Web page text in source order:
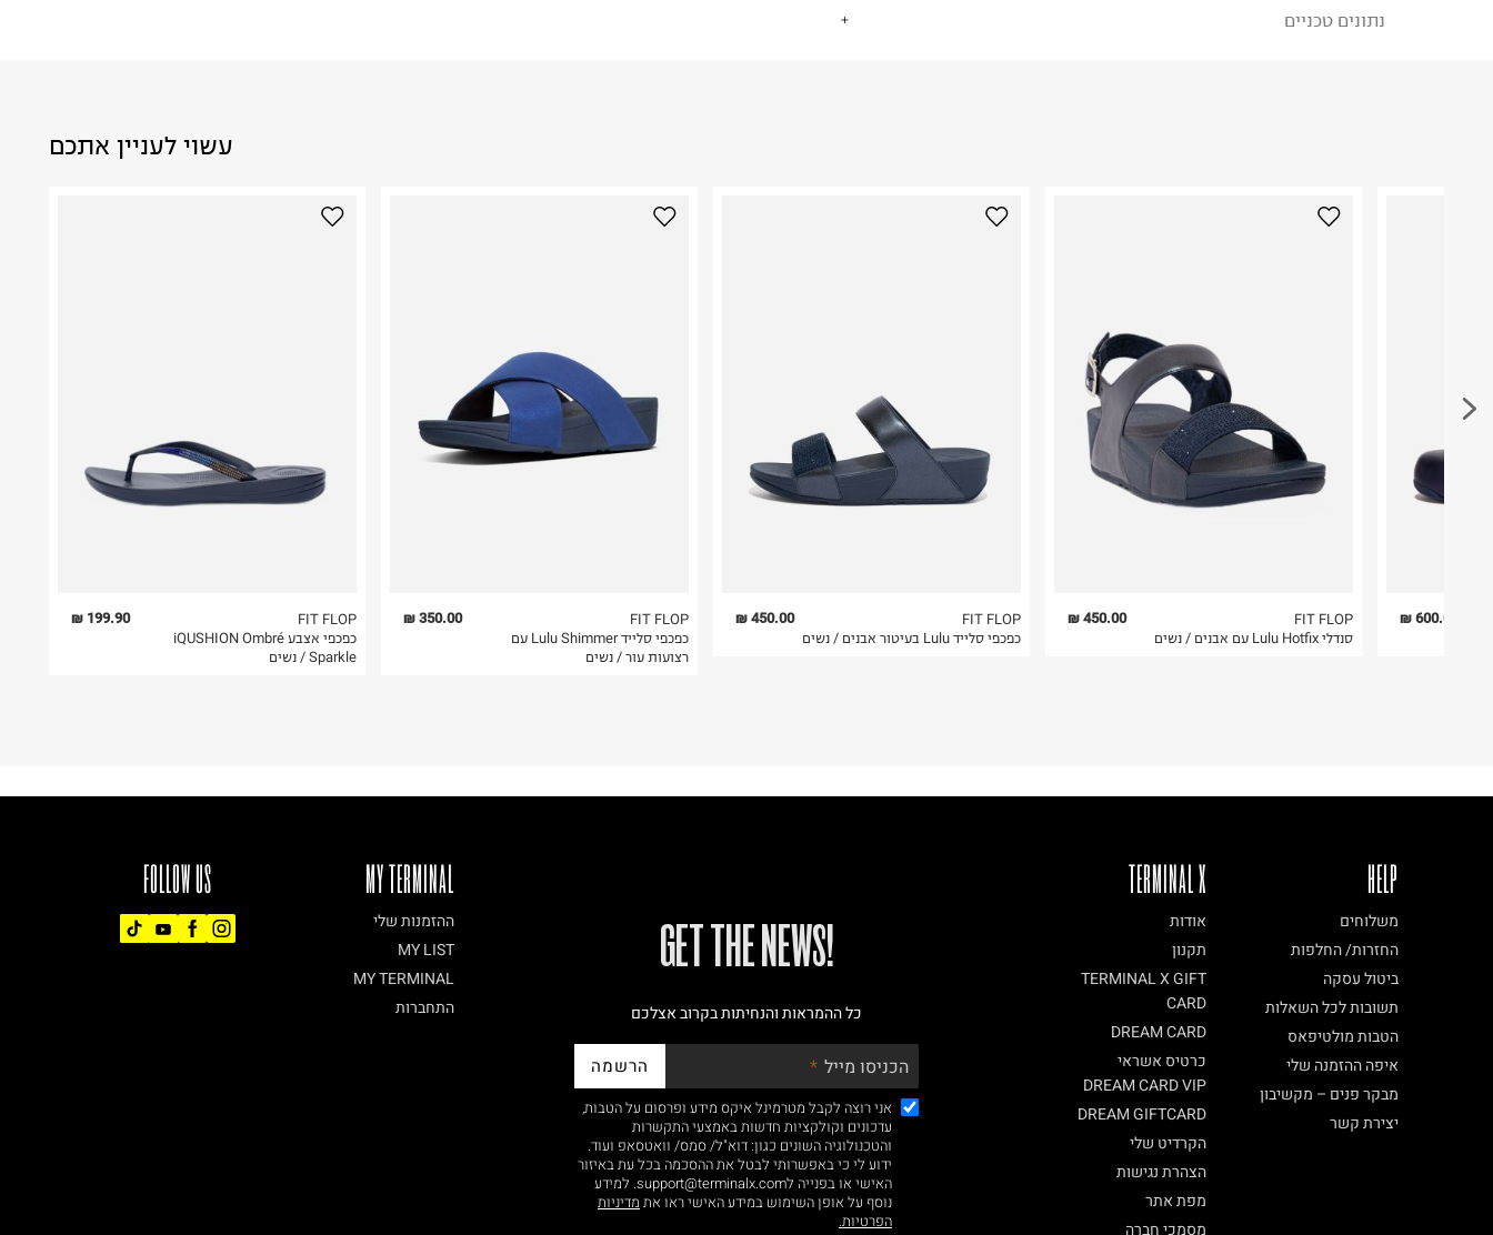
לבחירת בשיטת המשלוח המתאימה לכם,
לפני החזרת החבילה, חשוב להדביק את מדבקת הגוביינא על גבי החבילה
3. מוצרי טיפוח ניתן להחזיר סגורים באריזתם המקורית בלבד. לא ניתן
להחזיר לקים.
נתונים טכניים
היבואן
טרמינל איקס אונליין בע"מ
עשוי לעניין אתכם
199.90 ₪
FIT FLOP
כפכפי אצבע iQUSHION Ombré
Sparkle / נשים
350.00 ₪
FIT FLOP
כפכפי סלייד Lulu Shimmer עם
רצועות עור / נשים
450.00 ₪
FIT FLOP
כפכפי סלייד Lulu בעיטור אבנים / נשים
450.00 ₪
FIT FLOP
סנדלי Lulu Hotfix עם אבנים / נשים
600.00 ₪
FOLLOW US MY TERMINAL
ההזמנות שלי
MY LIST
MY TERMINAL
התחברות
!GET THE NEWS
כל ההמראות והנחיתות בקרוב אצלכם
הכניסו מייל הרשמה
אני רוצה לקבל מטרמינל איקס מידע ופרסום על הטבות,
עדכונים וקולקציות חדשות באמצעי התקשרות
והטכנולוגיה השונים כגון: דוא"ל/ סמס/ וואטסאפ ועוד.
ידוע לי כי באפשרותי לבטל את ההסכמה בכל עת באיזור
האישי או בפנייה לsupport@terminalx.com. למידע
נוסף על אופן השימוש במידע האישי ראו את מדיניות
הפרטיות.
TERMINAL X
אודות
תקנון
TERMINAL X GIFT
CARD
DREAM CARD
כרטיס אשראי
DREAM CARD VIP
DREAM GIFTCARD
הקרדיט שלי
הצהרת נגישות
מפת אתר
מסמכי חברה
HELP
משלוחים
החזרות/ החלפות
ביטול עסקה
תשובות לכל השאלות
הטבות מולטיפאס
איפה ההזמנה שלי
מבקר פנים – מקשיבון
יצירת קשר